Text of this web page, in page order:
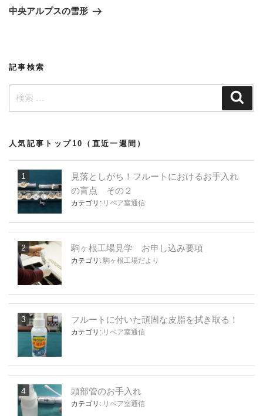
ゲ
ン
稿
の
中央アルプスの雪形
記事検索
索:
人気記事トップ10（直近一週間）
見落としがち！フルートにおけるお手入れ
の盲点 その２
カテゴリ: リペア室通信
駒ヶ根工場見学 お申し込み要項
カテゴリ: 駒ヶ根工場だより
フルートに付いた頑固な皮脂を拭き取る！
カテゴリ: リペア室通信
頭部管のお手入れ
カテゴリ: リペア室通信